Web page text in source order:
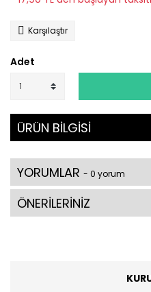
Karşılaştır
Adet
ÜRÜN BİLGİSİ
YORUMLAR - 0 yorum
ÖNERİLERİNİZ